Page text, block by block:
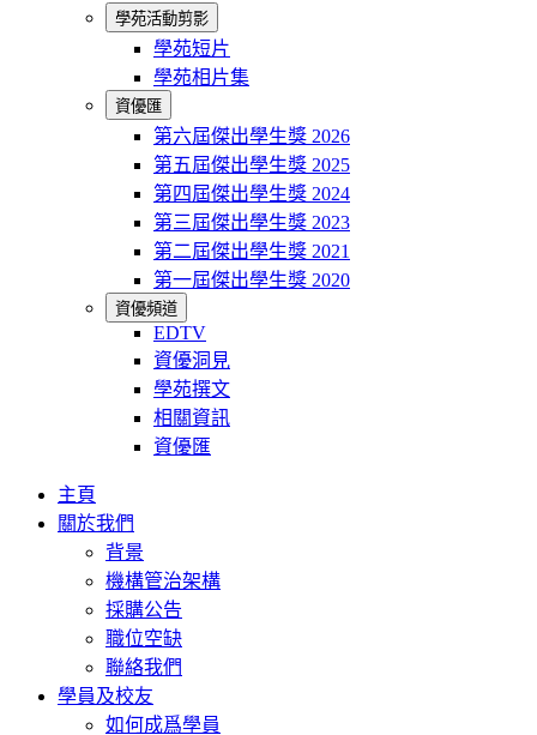
學苑活動剪影
學苑短片
學苑相片集
資優匯
第六屆傑出學生獎 2026
第五屆傑出學生獎 2025
第四屆傑出學生獎 2024
第三屆傑出學生獎 2023
第二屆傑出學生獎 2021
第一屆傑出學生獎 2020
資優頻道
EDTV
資優洞見
學苑撰文
相關資訊
資優匯
主頁
關於我們
背景
機構管治架構
採購公告
職位空缺
聯絡我們
學員及校友
如何成爲學員